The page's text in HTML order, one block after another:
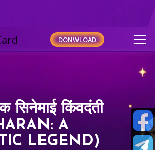
DONWLOAD
सिनेमाई किंवदंती
A
LEGEND)